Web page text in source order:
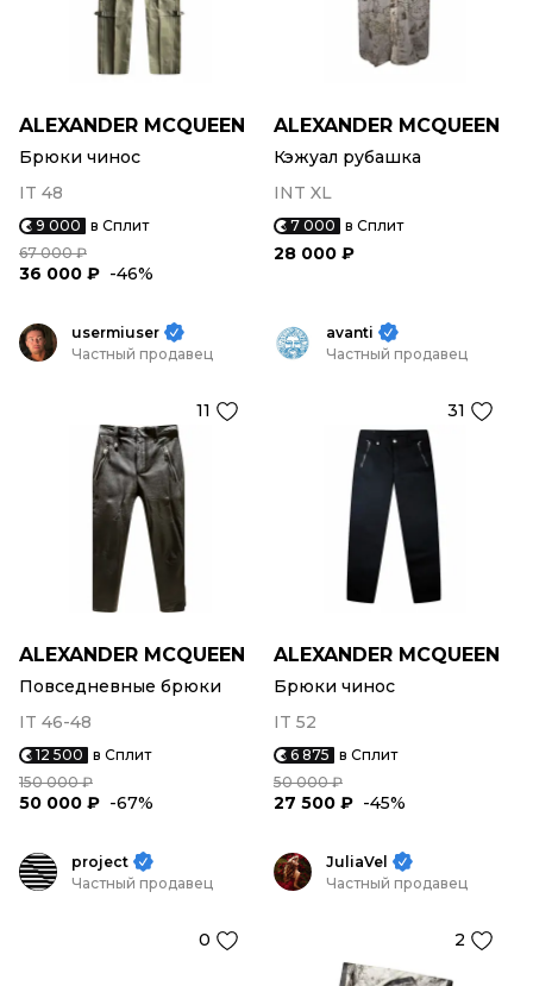
ALEXANDER MCQUEEN
Брюки чинос
IT 48
9 000 в Сплит
67 000 ₽
36 000 ₽ -46%
ALEXANDER MCQUEEN
Кэжуал рубашка
INT XL
7 000 в Сплит
28 000 ₽
usermiuser
Частный продавец
11
ALEXANDER MCQUEEN
Повседневные брюки
IT 46-48
12 500 в Сплит
150 000 ₽
50 000 ₽ -67%
avanti
Частный продавец
31
ALEXANDER MCQUEEN
Брюки чинос
IT 52
6 875 в Сплит
50 000 ₽
27 500 ₽ -45%
project
Частный продавец
0
JuliaVel
Частный продавец
2